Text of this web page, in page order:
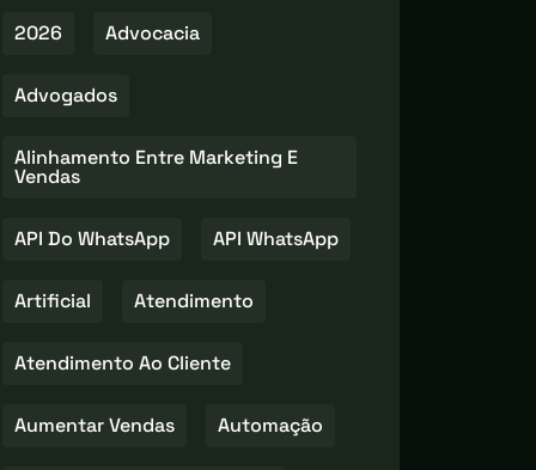
2026 Advocacia
Advogados
Alinhamento Entre Marketing E
Vendas
API Do WhatsApp API WhatsApp
Artificial Atendimento
Atendimento Ao Cliente
Aumentar Vendas Automação